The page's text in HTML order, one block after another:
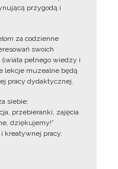
przygodą i
za codzienne
swoich
pełnego wiedzy i
lekcje muzealne będą
pracy dydaktycznej.
siebie:
przebieranki, zajęcia
dziękujemy!”
kreatywnej pracy.